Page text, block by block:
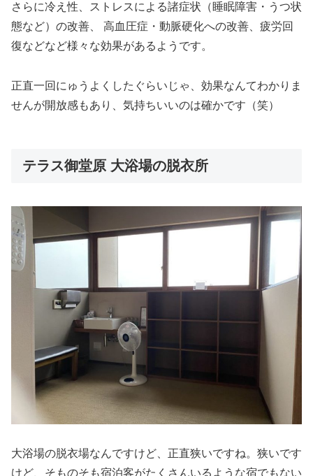
さらに冷え性、ストレスによる諸症状（睡眠障害・うつ状
態など）の改善、 高血圧症・動脈硬化への改善、疲労回
復などなど様々な効果があるようです。
正直一回にゅうよくしたぐらいじゃ、効果なんてわかりま
せんが開放感もあり、気持ちいいのは確かです（笑）
テラス御堂原 大浴場の脱衣所
大浴場の脱衣場なんですけど、正直狭いですね。狭いです
けど、そものそも宿泊客がたくさんいるような宿でもない